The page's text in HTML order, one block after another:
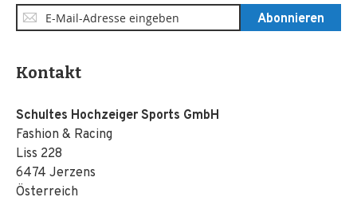
Anmeldung
zum
Abonnieren
Kontakt
Schultes Hochzeiger Sports GmbH
Fashion & Racing
Liss 228
6474 Jerzens
Österreich